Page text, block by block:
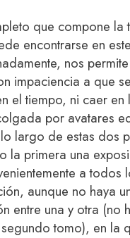
que compone la
encontrarse en
nos
impaciencia a que
el tiempo, ni caer
por avatares
largo de estas dos
la primera una
a
aunque no haya
entre una y otra
tomo), en la